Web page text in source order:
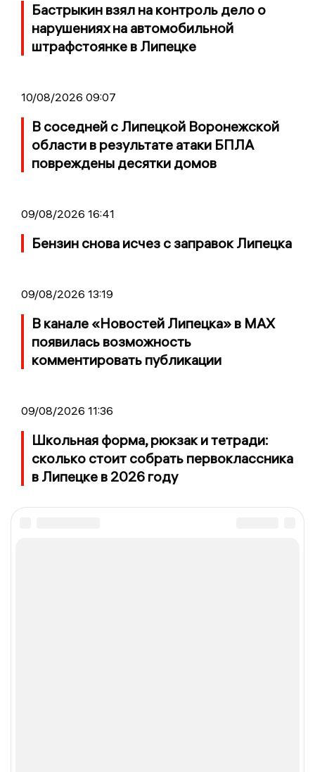
Бастрыкин взял на контроль дело о
нарушениях на автомобильной
штрафстоянке в Липецке
10/08/2026 09:07
В соседней с Липецкой Воронежской
области в результате атаки БПЛА
повреждены десятки домов
09/08/2026 16:41
Бензин снова исчез с заправок Липецка
09/08/2026 13:19
В канале «Новостей Липецка» в MAX
появилась возможность
комментировать публикации
09/08/2026 11:36
Школьная форма, рюкзак и тетради:
сколько стоит собрать первоклассника
в Липецке в 2026 году